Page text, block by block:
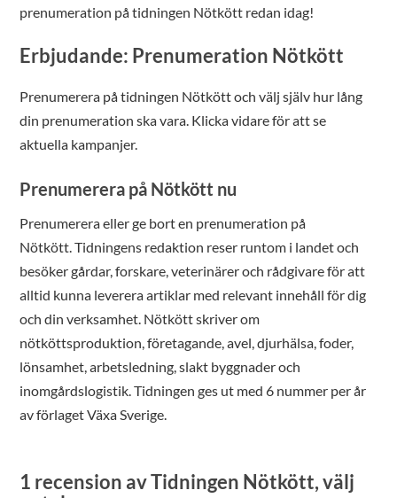
prenumeration på tidningen Nötkött redan idag!
Erbjudande: Prenumeration Nötkött
Prenumerera på tidningen Nötkött och välj själv hur lång
din prenumeration ska vara. Klicka vidare för att se
aktuella kampanjer.
Prenumerera på Nötkött nu
Prenumerera eller ge bort en prenumeration på
Nötkött. Tidningens redaktion reser runtom i landet och
besöker gårdar, forskare, veterinärer och rådgivare för att
alltid kunna leverera artiklar med relevant innehåll för dig
och din verksamhet. Nötkött skriver om
nötköttsproduktion, företagande, avel, djurhälsa, foder,
lönsamhet, arbetsledning, slakt byggnader och
inomgårdslogistik. Tidningen ges ut med 6 nummer per år
av förlaget Växa Sverige.
1 recension avTidningen Nötkött, välj